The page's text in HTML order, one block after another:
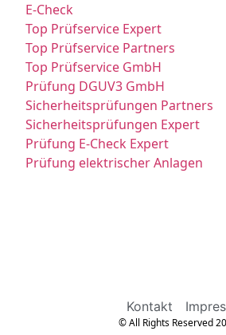
E-Check
Top Prüfservice Expert
Top Prüfservice Partners
Top Prüfservice GmbH
Prüfung DGUV3 GmbH
Sicherheitsprüfungen Partners
Sicherheitsprüfungen Expert
Prüfung E-Check Expert
Prüfung elektrischer Anlagen
Kontakt
© All Rights Reserved